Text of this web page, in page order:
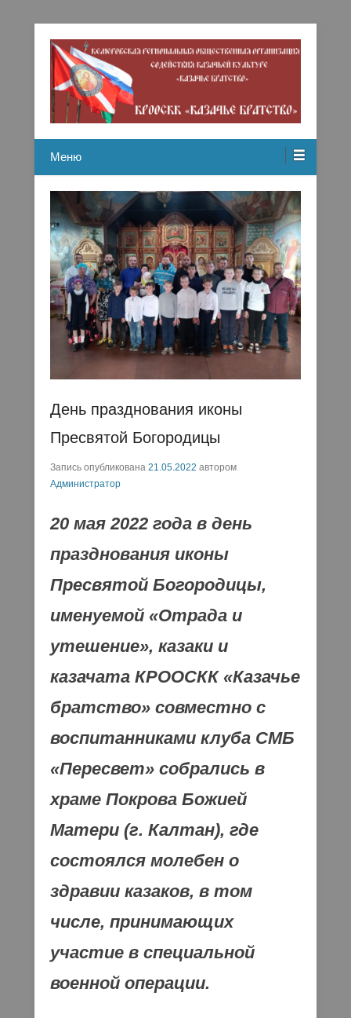
Казачье братство
Меню
День празднования иконы
Пресвятой Богородицы
Запись опубликована 21.05.2022 автором
Администратор
20 мая 2022 года в день
празднования иконы
Пресвятой Богородицы,
именуемой «Отрада и
утешение», казаки и
казачата КРООСКК «Казачье
братство» совместно с
воспитанниками клуба СМБ
«Пересвет» собрались в
храме Покрова Божией
Матери (г. Калтан), где
состоялся молебен о
здравии казаков, в том
числе, принимающих
участие в специальной
военной операции.